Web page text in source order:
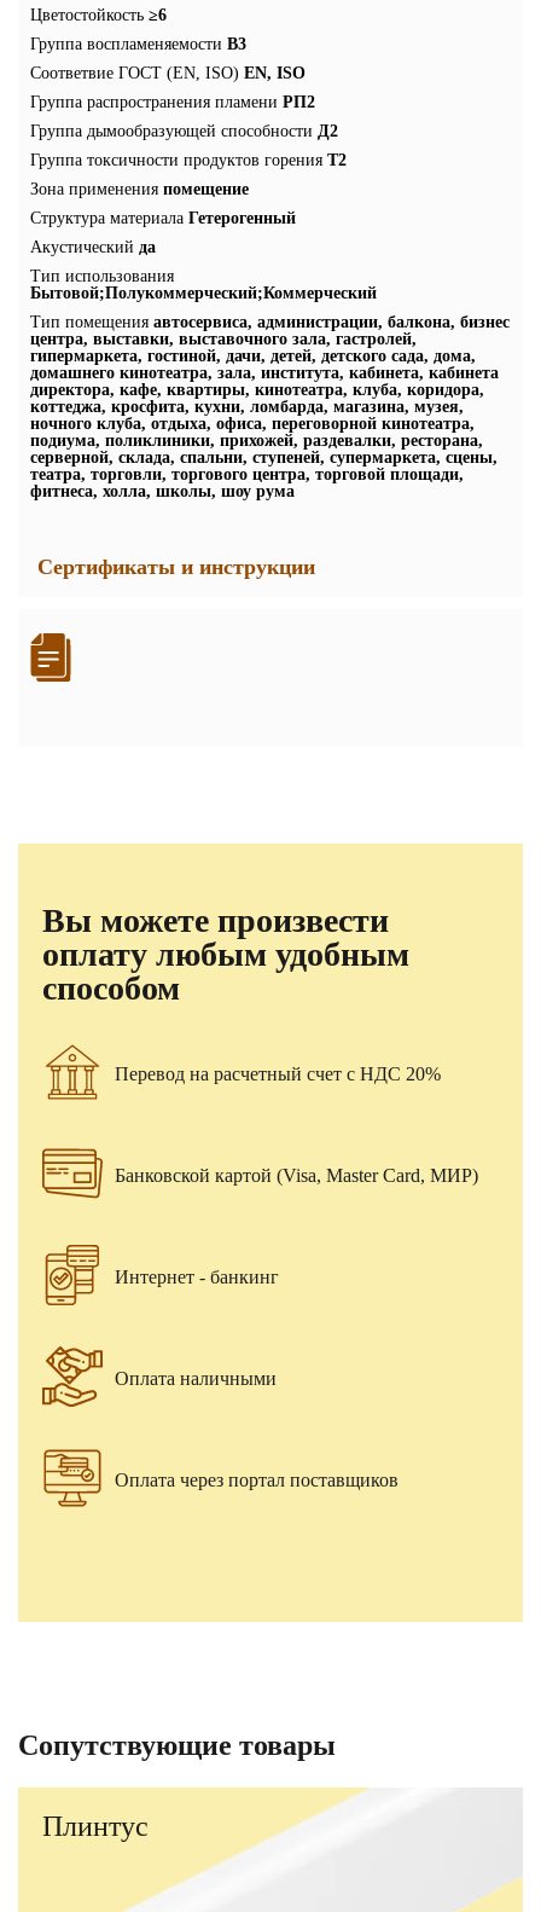
Цветостойкость ≥6
Группа воспламеняемости В3
Соответвие ГОСТ (EN, ISO) EN, ISO
Группа распространения пламени РП2
Группа дымообразующей способности Д2
Группа токсичности продуктов горения Т2
Зона применения помещение
Структура материала Гетерогенный
Акустический да
Тип использования
Бытовой;Полукоммерческий;Коммерческий
Тип помещения автосервиса, администрации, балкона, бизнес
центра, выставки, выставочного зала, гастролей,
гипермаркета, гостиной, дачи, детей, детского сада, дома,
домашнего кинотеатра, зала, института, кабинета, кабинета
директора, кафе, квартиры, кинотеатра, клуба, коридора,
коттеджа, кросфита, кухни, ломбарда, магазина, музея,
ночного клуба, отдыха, офиса, переговорной кинотеатра,
подиума, поликлиники, прихожей, раздевалки, ресторана,
серверной, склада, спальни, ступеней, супермаркета, сцены,
театра, торговли, торгового центра, торговой площади,
фитнеса, холла, школы, шоу рума
Сертификаты и инструкции
Вы можете произвести
оплату любым удобным
способом
Перевод на расчетный счет с НДС 20%
Банковской картой (Visa, Master Card, МИР)
Интернет - банкинг
Оплата наличными
Оплата через портал поставщиков
Сопутствующие товары
Плинтус